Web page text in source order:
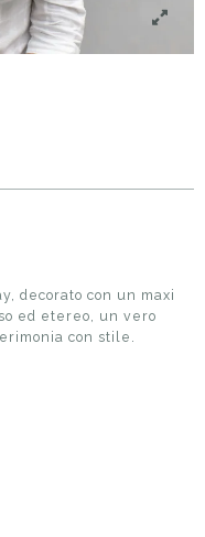
decorato con un maxi
ed etereo, un vero
con stile.